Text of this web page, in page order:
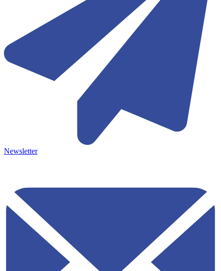
Newsletter